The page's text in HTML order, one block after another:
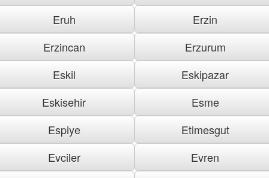
Eruh
Erzin
Erzincan
Erzurum
Eskil
Eskipazar
Eskisehir
Esme
Espiye
Etimesgut
Evciler
Evren